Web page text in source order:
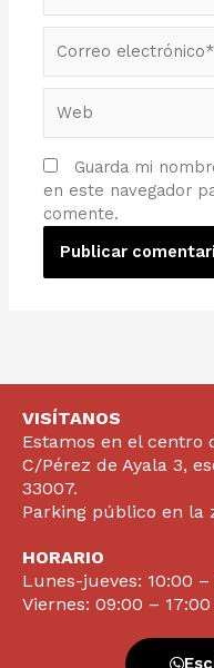
electrónico*
Guarda mi
en este navegador
comente.
VISÍTANOS
Estamos en el centro
C/Pérez de Ayala 3,
33007.
Parking público en la
HORARIO
Lunes-jueves: 10:00
Viernes: 09:00 – 17:00